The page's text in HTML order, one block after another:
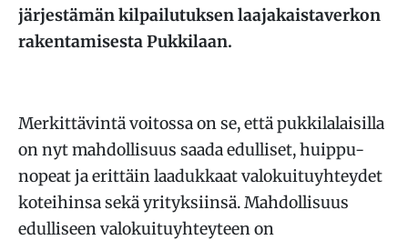
järjestämän kilpailutuksen laajakaistaverkon
rakentamisesta Pukkilaan.
Merkittävintä voitossa on se, että pukkilalaisilla
on nyt mahdollisuus saada edulliset, huippu-
nopeat ja erittäin laadukkaat valokuituyhteydet
koteihinsa sekä yrityksiinsä. Mahdollisuus
edulliseen valokuituyhteyteen on